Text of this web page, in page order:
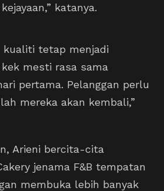
katanya.
kualiti tetap menjadi
kek mesti rasa sama
pertama. Pelanggan perlu
mereka akan kembali,”
Arieni bercita-cita
jenama F&B tempatan
membuka lebih banyak